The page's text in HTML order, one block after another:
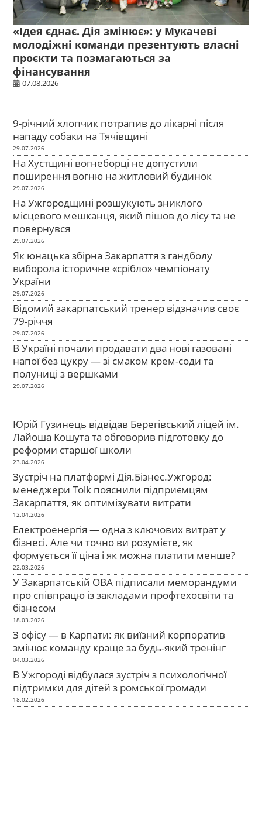
«Ідея єднає. Дія змінює»: у Мукачеві
молодіжні команди презентують власні
проєкти та позмагаються за
фінансування
07.08.2026
9-річний хлопчик потрапив до лікарні після
нападу собаки на Тячівщині
29.07.2026
На Хустщині вогнеборці не допустили
поширення вогню на житловий будинок
29.07.2026
На Ужгородщині розшукують зниклого
місцевого мешканця, який пішов до лісу та не
повернувся
29.07.2026
Як юнацька збірна Закарпаття з гандболу
виборола історичне «срібло» чемпіонату
України
29.07.2026
Відомий закарпатський тренер відзначив своє
79-річчя
29.07.2026
В Україні почали продавати два нові газовані
напої без цукру — зі смаком крем-соди та
полуниці з вершками
29.07.2026
Юрій Гузинець відвідав Берегівський ліцей ім.
Лайоша Кошута та обговорив підготовку до
реформи старшої школи
23.04.2026
Зустріч на платформі Дія.Бізнес.Ужгород:
менеджери Tolk пояснили підприємцям
Закарпаття, як оптимізувати витрати
12.04.2026
Електроенергія — одна з ключових витрат у
бізнесі. Але чи точно ви розумієте, як
формується її ціна і як можна платити менше?
22.03.2026
У Закарпатській ОВА підписали меморандуми
про співпрацю із закладами профтехосвіти та
бізнесом
18.03.2026
З офісу — в Карпати: як виїзний корпоратив
змінює команду краще за будь-який тренінг
04.03.2026
В Ужгороді відбулася зустріч з психологічної
підтримки для дітей з ромської громади
18.02.2026